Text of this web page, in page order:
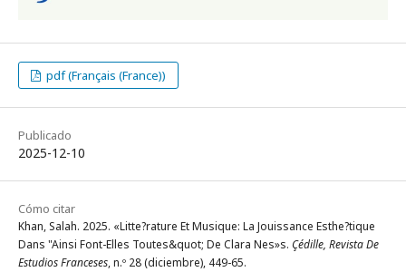
pdf (Français (France))
Publicado
2025-12-10
Cómo citar
Khan, Salah. 2025. «Litte?rature Et Musique: La Jouissance Esthe?tique
Dans "Ainsi Font-Elles Toutes&quot; De Clara Nes»s. Çédille, Revista De
Estudios Franceses, n.º 28 (diciembre), 449-65.